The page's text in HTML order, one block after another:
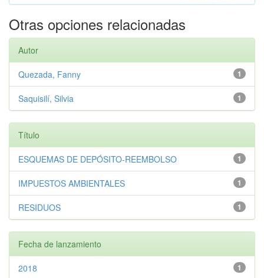
Otras opciones relacionadas
Autor
1
Quezada, Fanny
1
Saquisilí, Silvia
Título
1
ESQUEMAS DE DEPÓSITO-REEMBOLSO
1
IMPUESTOS AMBIENTALES
1
RESIDUOS
Fecha de lanzamiento
1
2018